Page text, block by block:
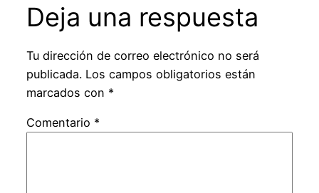
Deja una respuesta
Tu dirección de correo electrónico no será
publicada. Los campos obligatorios están
marcados con *
Comentario *